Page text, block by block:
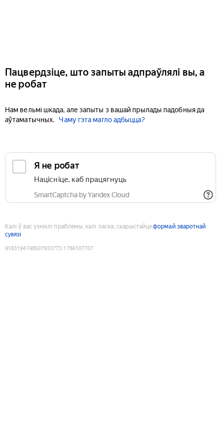
Пацвердзіце, што запыты адпраўлялі вы, а
не робат
Нам вельмі шкада, але запыты з вашай прылады падобныя да
аўтаматычных.
Чаму гэта магло адбыцца?
Я не робат
Націсніце, каб працягнуць
SmartCaptcha by Yandex Cloud
Калі ў вас узніклі праблемы, калі ласка, скарыстайцеформай зваротнай
сувязі
9183194748507933773:1786107707